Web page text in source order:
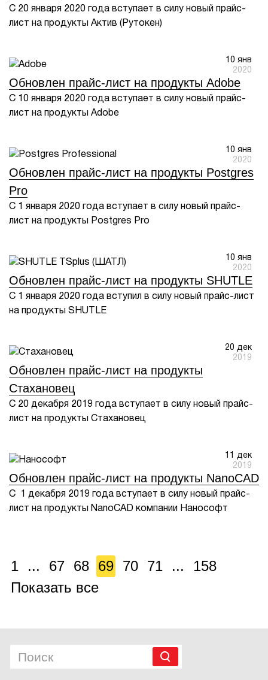
С 20 января 2020 года вступает в силу новый прайс-
лист на продукты Актив (Рутокен)
10 янв
2020
Обновлен прайс-лист на продукты Adobe
С 10 января 2020 года вступает в силу новый прайс-
лист на продукты Adobe
10 янв
2020
Обновлен прайс-лист на продукты Postgres
Pro
С 1 января 2020 года вступает в силу новый прайс-
лист на продукты Postgres Pro
10 янв
2020
Обновлен прайс-лист на продукты SHUTLE
С 1 января 2020 года вступил в силу новый прайс-лист
на продукты SHUTLE
20 дек
2019
Обновлен прайс-лист на продукты
Стахановец
С 20 декабря 2019 года вступает в силу новый прайс-
лист на продукты Стахановец
11 дек
2019
Обновлен прайс-лист на продукты NanoCAD
С 1 декабря 2019 года вступает в силу новый прайс-
лист на продукты NanoCAD компании Нанософт
1 ... 67 68 69 70 71 ...
158
Показать все